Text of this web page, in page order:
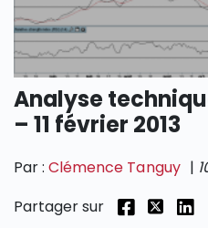
SECTIONS
Analyse
– 11 février 2013
Par :Clémence Tanguy |
Partager sur